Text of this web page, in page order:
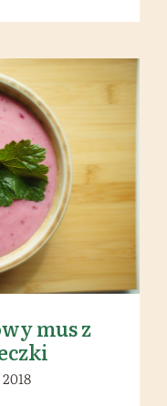
cukinią
z czarnej
mus z